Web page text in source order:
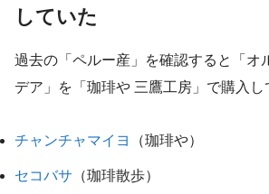
していた
過去の「ペルー産」を確認すると「オ
デア」を「珈琲や 三鷹工房」で購入し
チャンチャマイヨ （珈琲や）
セコバサ （珈琲散歩）